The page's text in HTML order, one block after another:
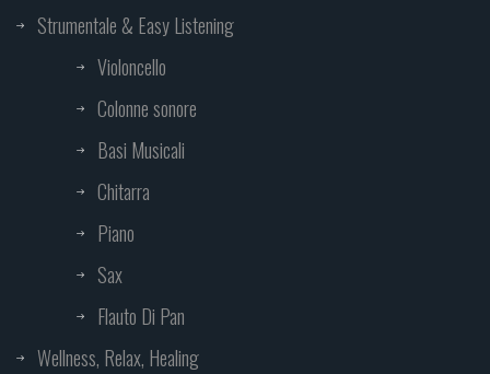
Strumentale & Easy Listening
Violoncello
Colonne sonore
Basi Musicali
Chitarra
Piano
Sax
Flauto Di Pan
Wellness, Relax, Healing